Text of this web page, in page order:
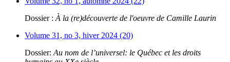
Dossier : À la (re)découverte de l'oeuvre de Camille Laurin
Volume 31, no 3, hiver 2024 (20)
Dossier: Au nom de l’universel: le Québec et les droits